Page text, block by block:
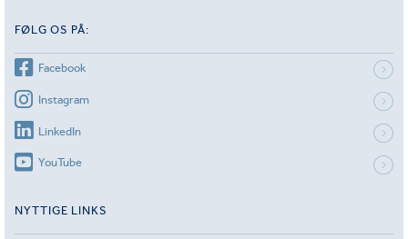
FØLG OS PÅ:
Facebook
Instagram
LinkedIn
YouTube
NYTTIGE LINKS